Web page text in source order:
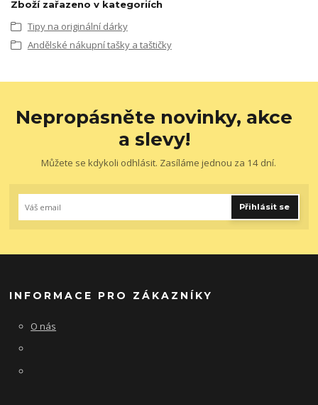
Zboží zařazeno v kategoriích
Tipy na originální dárky
Andělské nákupní tašky a taštičky
Nepropásněte novinky, akce
a slevy!
Můžete se kdykoli odhlásit. Zasíláme jednou za 14 dní.
Přihlásit se
INFORMACE PRO ZÁKAZNÍKY
O nás